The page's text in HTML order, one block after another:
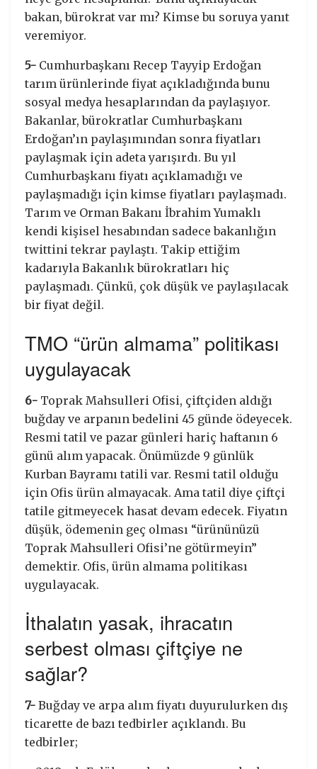
bakan, bürokrat var mı? Kimse bu soruya yanıt
veremiyor.
5- Cumhurbaşkanı Recep Tayyip Erdoğan
tarım ürünlerinde fiyat açıkladığında bunu
sosyal medya hesaplarından da paylaşıyor.
Bakanlar, bürokratlar Cumhurbaşkanı
Erdoğan’ın paylaşımından sonra fiyatları
paylaşmak için adeta yarışırdı. Bu yıl
Cumhurbaşkanı fiyatı açıklamadığı ve
paylaşmadığı için kimse fiyatları paylaşmadı.
Tarım ve Orman Bakanı İbrahim Yumaklı
kendi kişisel hesabından sadece bakanlığın
twittini tekrar paylaştı. Takip ettiğim
kadarıyla Bakanlık bürokratları hiç
paylaşmadı. Çünkü, çok düşük ve paylaşılacak
bir fiyat değil.
TMO “ürün almama” politikası
uygulayacak
6- Toprak Mahsulleri Ofisi, çiftçiden aldığı
buğday ve arpanın bedelini 45 günde ödeyecek.
Resmi tatil ve pazar günleri hariç haftanın 6
günü alım yapacak. Önümüzde 9 günlük
Kurban Bayramı tatili var. Resmi tatil olduğu
için Ofis ürün almayacak. Ama tatil diye çiftçi
tatile gitmeyecek hasat devam edecek. Fiyatın
düşük, ödemenin geç olması “ürününüzü
Toprak Mahsulleri Ofisi’ne götürmeyin”
demektir. Ofis, ürün almama politikası
uygulayacak.
İthalatın yasak, ihracatın
serbest olması çiftçiye ne
sağlar?
7- Buğday ve arpa alım fiyatı duyurulurken dış
ticarette de bazı tedbirler açıklandı. Bu
tedbirler;